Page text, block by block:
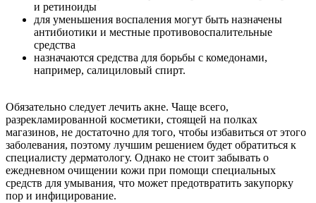
и ретиноиды
для уменьшения воспаления могут быть назначены
антибиотики и местные противовоспалительные
средства
назначаются средства для борьбы с комедонами,
например, салициловый спирт.
Обязательно следует лечить акне. Чаще всего,
разрекламированной косметики, стоящей на полках
магазинов, не достаточно для того, чтобы избавиться от этого
заболевания, поэтому лучшим решением будет обратиться к
специалисту дерматологу. Однако не стоит забывать о
ежедневном очищении кожи при помощи специальных
средств для умывания, что может предотвратить закупорку
пор и инфицирование.